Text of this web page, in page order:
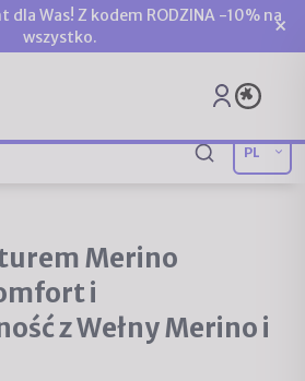
dla Was! Z kodem RODZINA -10% na
wszystko.
×
Merino
i
z Wełny Merino i